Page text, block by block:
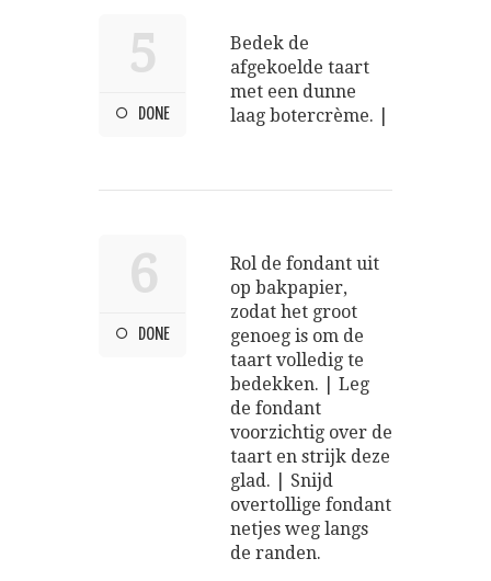
5
DONE
Bedek de
afgekoelde taart
met een dunne
laag botercrème. |
6
DONE
Rol de fondant uit
op bakpapier,
zodat het groot
genoeg is om de
taart volledig te
bedekken. | Leg
de fondant
voorzichtig over de
taart en strijk deze
glad. | Snijd
overtollige fondant
netjes weg langs
de randen.